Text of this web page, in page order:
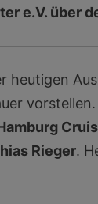
e.V. über
heutigen
Rieger.